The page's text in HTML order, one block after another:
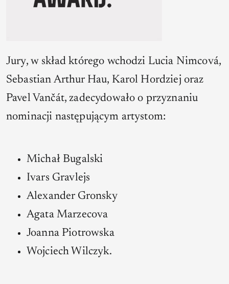
Jury, w skład którego wchodzi Lucia Nimcová,
Sebastian Arthur Hau, Karol Hordziej oraz
Pavel Vančát, zadecydowało o przyznaniu
nominacji następującym artystom:
Michał Bugalski
Ivars Gravlejs
Alexander Gronsky
Agata Marzecova
Joanna Piotrowska
Wojciech Wilczyk.